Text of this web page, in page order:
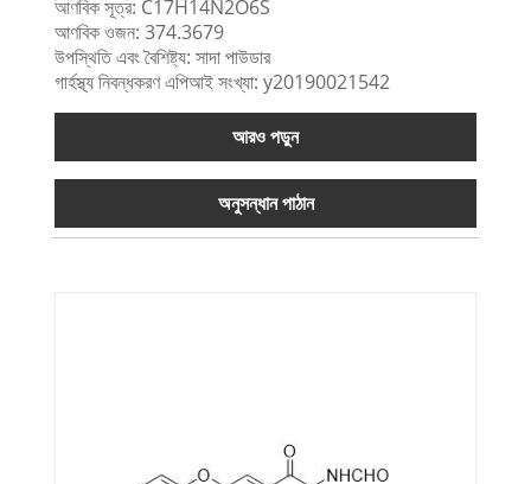
আণবিক সূত্র: C17H14N2O6S
আণবিক ওজন: 374.3679
উপস্থিতি এবং বৈশিষ্ট্য: সাদা পাউডার
গার্হস্থ্য নিবন্ধকরণ এপিআই সংখ্যা: y20190021542
আরও পড়ুন
অনুসন্ধান পাঠান